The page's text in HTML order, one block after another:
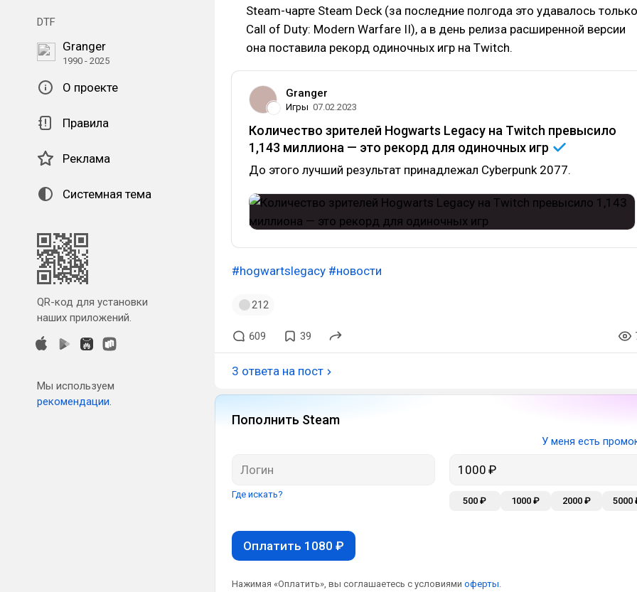
DTF
Granger
1990 - 2025
О проекте
Правила
Реклама
Системная тема
QR-код для установки
наших приложений.
Мы используем
рекомендации.
Steam-чарте Steam Deck (за последние полгода это удавалось только
Call of Duty: Modern Warfare II), а в день релиза расширенной версии
она поставила рекорд одиночных игр на Twitch.
Granger
Игры 07.02.2023
Количество зрителей Hogwarts Legacy на Twitch превысило
1,143 миллиона — это рекорд для одиночных игр
До этого лучший результат принадлежал Cyberpunk 2077.
#hogwartslegacy #новости
212
609 39
3 ответа на пост
Пополнить Steam
У меня есть
Где искать?
500 ₽ 1000 ₽ 2000 ₽ 5000
Оплатить 1080 ₽
Нажимая «Оплатить», вы соглашаетесь с условиями оферты.